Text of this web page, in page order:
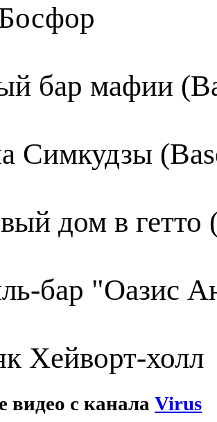
бар мафии
Симкудзы
дом в гетто
бар "Оазис
Хейворт-холл
видео с канала Virus